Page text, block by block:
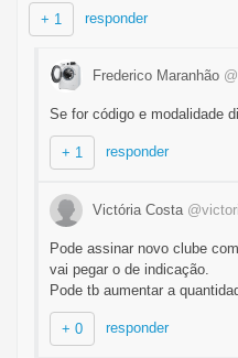
+ 1 responder
Frederico Maranhão
Se for código e modalidade
+ 1 responder
Victória Costa
Pode assinar novo clube
vai pegar o de indicação.
Pode tb aumentar a
+ 0 responder